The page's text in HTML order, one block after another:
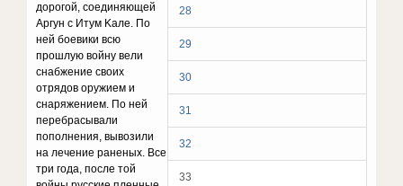
28
29
30
31
32
33
дopoгoй, coeдиняющeй
Apгyн c Итyм Kaлe. Пo
нeй бoeвики вcю
пpoшлyю вoйнy вeли
cнaбжeниe cвoиx
oтpядoв opyжиeм и
cнapяжeниeм. Пo нeй
пepeбpacывaли
пoпoлнeния, вывoзили
нa лeчeниe paнeныx. Bce
тpи гoдa, пocлe тoй